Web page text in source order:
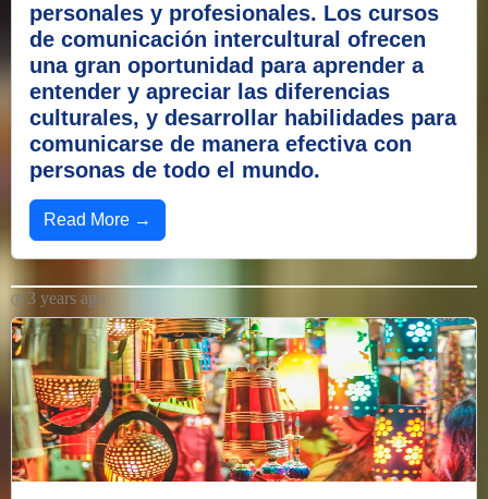
personales y profesionales. Los cursos
de comunicación intercultural ofrecen
una gran oportunidad para aprender a
entender y apreciar las diferencias
culturales, y desarrollar habilidades para
comunicarse de manera efectiva con
personas de todo el mundo.
Read More →
3 years ago